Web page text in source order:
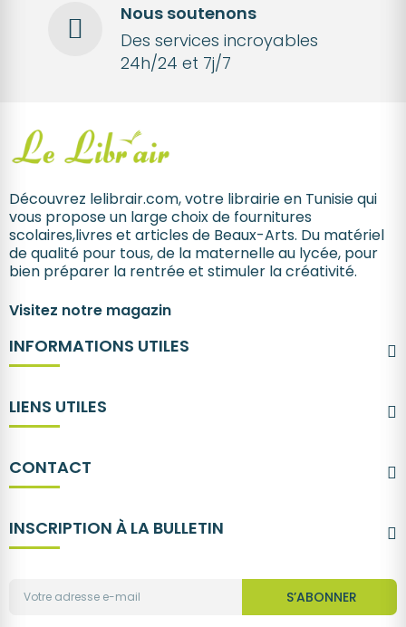
Nous soutenons
Des services incroyables
24h/24 et 7j/7
Découvrez lelibrair.com, votre librairie en Tunisie qui
vous propose un large choix de fournitures
scolaires,livres et articles de Beaux-Arts. Du matériel
de qualité pour tous, de la maternelle au lycée, pour
bien préparer la rentrée et stimuler la créativité.
Visitez notre magazin
INFORMATIONS UTILES
LIENS UTILES
CONTACT
INSCRIPTION À LA BULLETIN
S’ABONNER